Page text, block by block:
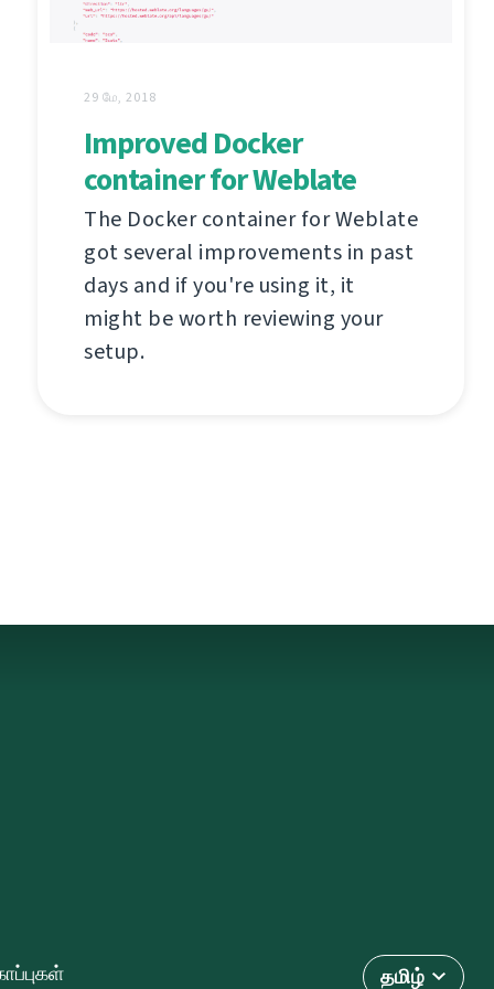
29 மே, 2018
Improved Docker
container for Weblate
The Docker container for Weblate
got several improvements in past
days and if you're using it, it
might be worth reviewing your
setup.
தமிழ்